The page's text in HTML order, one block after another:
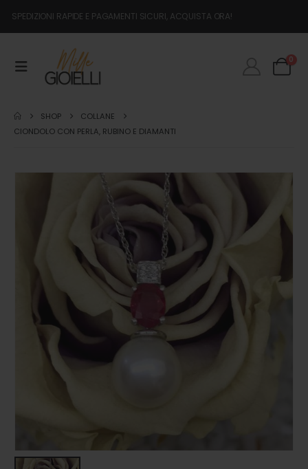
SPEDIZIONI RAPIDE E PAGAMENTI SICURI, ACQUISTA ORA!
0
SHOP
COLLANE
CIONDOLO CON PERLA, RUBINO E DIAMANTI